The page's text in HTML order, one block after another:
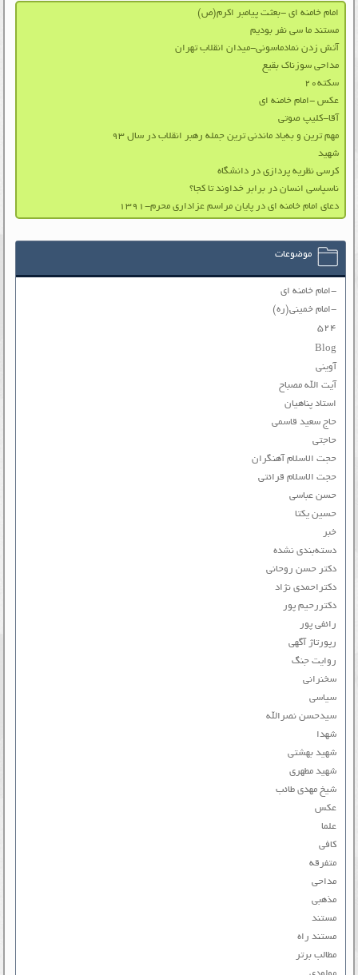
امام خامنه ای -بعثت پیامبر اکرم(ص)
مستند ما سی نفر بودیم
آتش زدن نمادماسونی-میدان انقلاب تهران
مداحی سوزناک بقیع
سکته۲۰
عکس -امام خامنه ای
آقا-کلیپ صوتی
مهم‌ ترین و به‌یاد ماندنی‌ ترین جمله‌ رهبر انقلاب در سال ۹۳
شهید
کرسی نظریه پردازی در دانشگاه
ناسپاسی انسان در برابر خداوند تا کجا؟
دعای امام خامنه ای در پایان مراسم عزاداری محرم-۱۳۹۱
موضوعات
-امام خامنه ای
-امام خمینی(ره)
۵۲۴
Blog
آوینی
آیت الله مصباح
استاد پناهیان
حاج سعید قاسمی
حاجتی
حجت الاسلام آهنگران
حجت الاسلام قرائتی
حسن عباسی
حسین یکتا
خبر
دسته‌بندی نشده
دکتر حسن روحانی
دکتراحمدی نژاد
دکتررحیم پور
رائفی پور
رپورتاژ آگهی
روایت جنگ
سخنرانی
سیاسی
سیدحسن نصرالله
شهدا
شهید بهشتی
شهید مطهری
شیخ مهدی طائب
عکس
علما
کافی
متفرقه
مداحی
مذهبی
مستند
مستند راه
مطالب برتر